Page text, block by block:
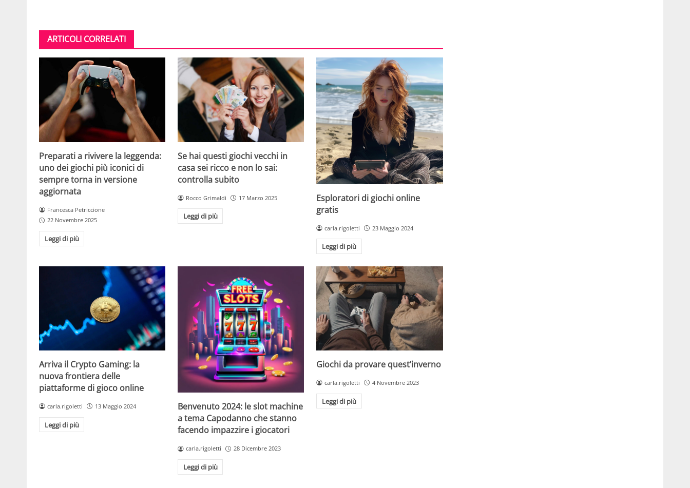
ARTICOLI CORRELATI
Preparati a rivivere la leggenda:
uno dei giochi più iconici di
sempre torna in versione
aggiornata
Francesca Petriccione
22 Novembre 2025
Leggi di più
Se hai questi giochi vecchi in
casa sei ricco e non lo sai:
controlla subito
Rocco Grimaldi 17 Marzo 2025
Leggi di più
Esploratori di giochi online
gratis
carla.rigoletti 23 Maggio 2024
Leggi di più
Arriva il Crypto Gaming: la
nuova frontiera delle
piattaforme di gioco online
carla.rigoletti 13 Maggio 2024
Leggi di più
Benvenuto 2024: le slot machine
a tema Capodanno che stanno
facendo impazzire i giocatori
carla.rigoletti 28 Dicembre 2023
Leggi di più
Giochi da provare quest’inverno
carla.rigoletti 4 Novembre 2023
Leggi di più